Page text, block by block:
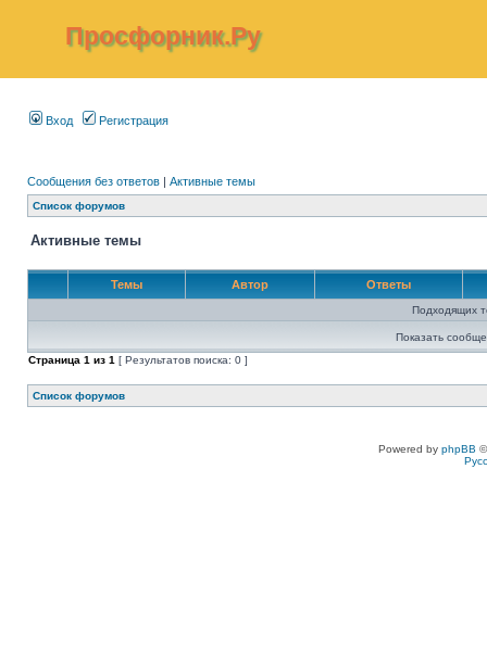
Просфорник.Ру
Вход Регистрация
Сообщения без ответов | Активные темы
Список форумов
Активные темы
Темы Автор Ответы
Подходящих
Показать
Страница 1 из 1 [ Результатов поиска: 0 ]
Список форумов
Powered by phpBB